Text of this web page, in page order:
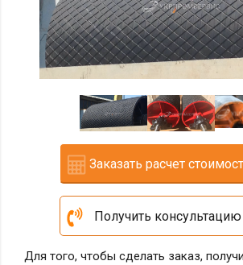
Заказать расчет
Получить консультацию
Для того, чтобы сделать заказ,